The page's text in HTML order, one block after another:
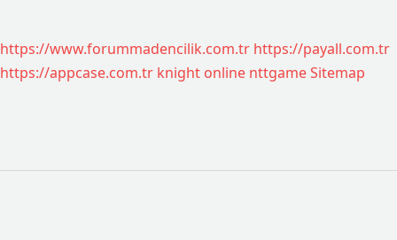
https://www.forummadencilik.com.tr https://payall.com.tr
https://appcase.com.tr knight online nttgameSitemap